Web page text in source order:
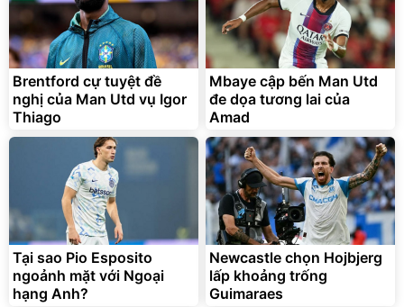
Thùng 48 hộp Sữa tươi Tiệt
Trùng Vinamilk Green Farm
110ml
đ
vinamilk official
Thùng 12 hộp Sữa tươi
Vinamilk Green Farm cao
300.024đ
Deal hot
vinamilk official
Brentford cự tuyệt đề
nghị của Man Utd vụ Igor
Thiago
Mbaye cập bến Man Utd
đe dọa tương lai của
Amad
Tại sao Pio Esposito
ngoảnh mặt với Ngoại
hạng Anh?
Newcastle chọn Hojbjerg
lấp khoảng trống
Guimaraes